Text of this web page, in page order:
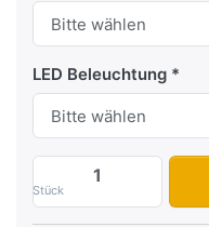
LED Beleuchtung
Stück
PL